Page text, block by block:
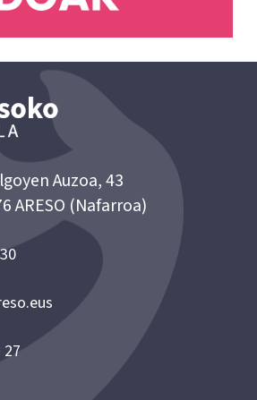
Auzoa, 43
ARESO (Nafarroa)
27